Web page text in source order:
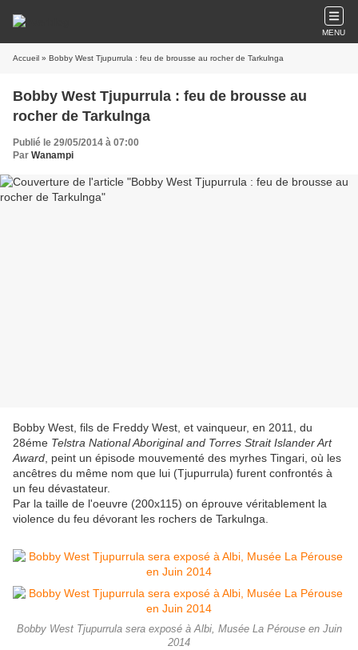
MENU
Accueil » Bobby West Tjupurrula : feu de brousse au rocher de Tarkulnga
Bobby West Tjupurrula : feu de brousse au
rocher de Tarkulnga
Publié le 29/05/2014 à 07:00
Par Wanampi
Bobby West, fils de Freddy West, et vainqueur, en 2011, du
28éme Telstra National Aboriginal and Torres Strait Islander Art
Award , peint un épisode mouvementé des myrhes Tingari, où les
ancêtres du même nom que lui (Tjupurrula) furent confrontés à
un feu dévastateur.
Par la taille de l'oeuvre (200x115) on éprouve véritablement la
violence du feu dévorant les rochers de Tarkulnga.
Bobby West Tjupurrula sera exposé à Albi, Musée La Pérouse en Juin
2014